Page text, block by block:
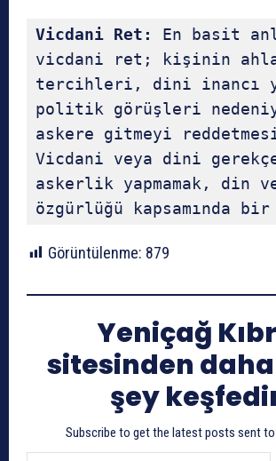
Vicdani Ret:
En basit
vicdani ret; kişinin
tercihleri, dini inancı
politik görüşleri
askere gitmeyi
Vicdani veya dini
askerlik yapmamak, din
özgürlüğü kapsamında
Görüntülenme: 879
Yeniçağ
sitesinden
şey
Subscribe to get the latest posts sent to
E-postanızı yazın…